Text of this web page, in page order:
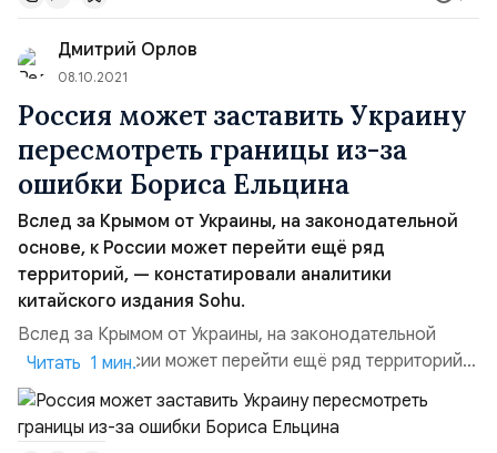
решением главы Российской Федерации. <...> И
соответственно, в...
Дмитрий Орлов
08.10.2021
Россия может заставить Украину
пересмотреть границы из-за
ошибки Бориса Ельцина
Вслед за Крымом от Украины, на законодательной
основе, к России может перейти ещё ряд
территорий, — констатировали аналитики
китайского издания Sohu.
Вслед за Крымом от Украины, на законодательной
основе, к России может перейти ещё ряд территорий,
— констатировали аналитики китайского издания Sohu.
По словам экспертов из Поднебесной, если в Киеве
продолжат совершать выпады в адрес Кремля, Москва
Читать 1 мин.